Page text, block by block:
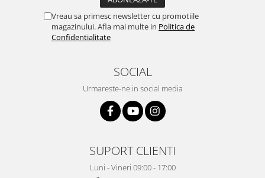
Vreau sa primesc newsletter cu promotiile
magazinului. Afla mai multe in Politica de
Confidentialitate
SOCIAL
Urmareste-ne in social media
SUPORT CLIENTI
Luni - Vineri 09:00 - 17:00